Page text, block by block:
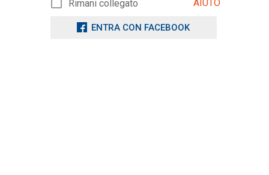
Rimani collegato AIUTO
ENTRA CON FACEBOOK